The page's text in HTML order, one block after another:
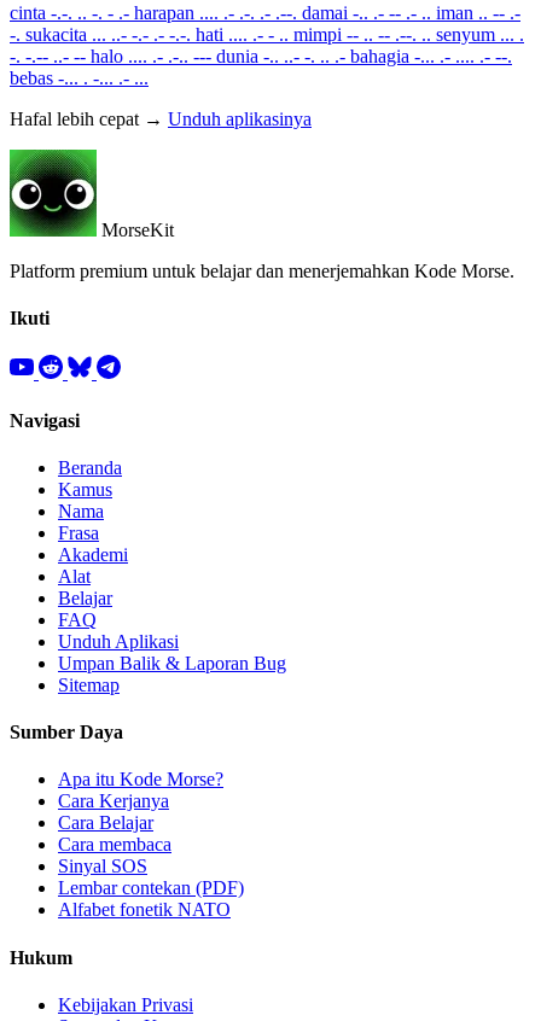
cinta -.-. .. -. - .- harapan .... .- .-. .- .--. damai -.. .- -- .- .. iman .. -- .-
-. sukacita ... ..- -.- .- -.-. hati .... .- - .. mimpi -- .. -- .--. .. senyum ... .
-. -.-- ..- -- halo .... .- .-.. --- dunia -.. ..- -. .. .- bahagia -... .- .... .- --.
bebas -... . -... .- ...
Hafal lebih cepat → Unduh aplikasinya
MorseKit
Platform premium untuk belajar dan menerjemahkan Kode Morse.
Ikuti
Navigasi
Beranda
Kamus
Nama
Frasa
Akademi
Alat
Belajar
FAQ
Unduh Aplikasi
Umpan Balik & Laporan Bug
Sitemap
Sumber Daya
Apa itu Kode Morse?
Cara Kerjanya
Cara Belajar
Cara membaca
Sinyal SOS
Lembar contekan (PDF)
Alfabet fonetik NATO
Hukum
Kebijakan Privasi